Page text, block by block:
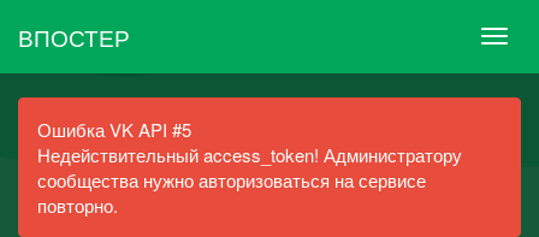
ВПОСТЕР
Ошибка VK API #5
Недействительный access_token! Администратору
сообщества нужно авторизоваться на сервисе
повторно.